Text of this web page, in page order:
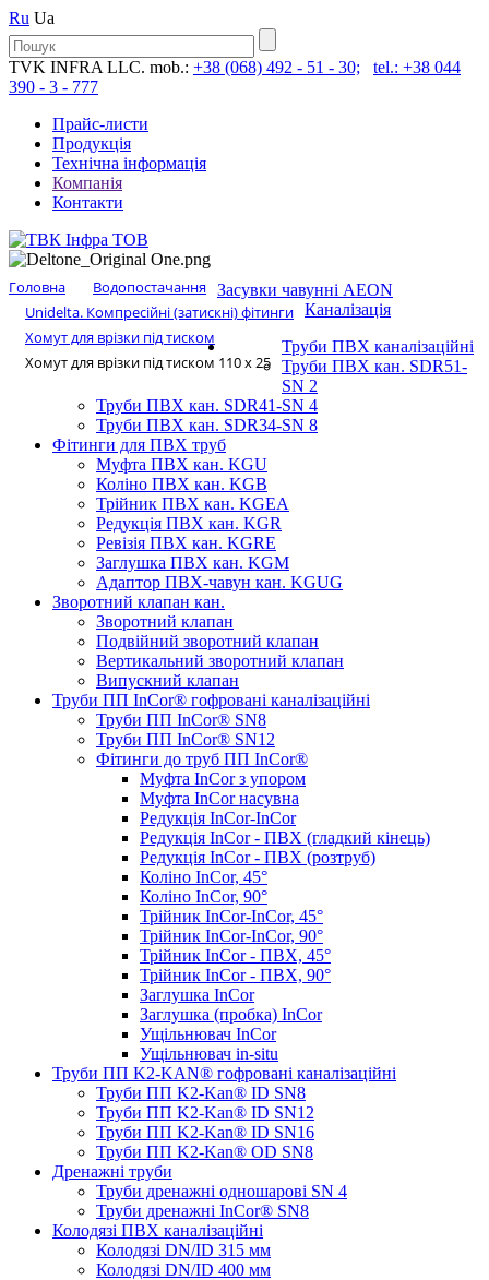
Ru Ua
TVK INFRA LLC. mob.: +38 (068) 492 - 51 - 30;
tel.: +38 044
390 - 3 - 777
Прайс-листи
Продукція
Технічна інформація
Компанія
Контакти
Головна
Водопостачання
Unidelta. Компресійні (затискні) фітинги
Хомут для врізки під тиском
Хомут для врізки під тиском 110 x 25
Засувки чавунні AEON
Каналізація
Труби ПВХ каналізаційні
Труби ПВХ кан. SDR51-
SN 2
Труби ПВХ кан. SDR41-SN 4
Труби ПВХ кан. SDR34-SN 8
Фітинги для ПВХ труб
Муфта ПВХ кан. KGU
Коліно ПВХ кан. KGB
Трійник ПВХ кан. KGEA
Редукція ПВХ кан. KGR
Ревізія ПВХ кан. KGRE
Заглушка ПВХ кан. KGM
Адаптор ПВХ-чавун кан. KGUG
Зворотний клапан кан.
Зворотний клапан
Подвійний зворотний клапан
Вертикальний зворотний клапан
Випускний клапан
Труби ПП InCor® гофровані каналізаційні
Труби ПП InCor® SN8
Труби ПП InCor® SN12
Фітинги до труб ПП InCor®
Муфта InCor з упором
Муфта InCor насувна
Редукція InCor-InCor
Редукція InCor - ПВХ (гладкий кінець)
Редукція InCor - ПВХ (розтруб)
Коліно InCor, 45°
Коліно InCor, 90°
Трійник InCor-InCor, 45°
Трійник InCor-InCor, 90°
Трійник InCor - ПВХ, 45°
Трійник InCor - ПВХ, 90°
Заглушка InCor
Заглушка (пробка) InCor
Ущільнювач InCor
Ущільнювач in-situ
Труби ПП K2-KAN® гоф­ровані каналізаційні
Труби ПП K2-Kan® ID SN8
Труби ПП K2-Kan® ID SN12
Труби ПП K2-Kan® ID SN16
Труби ПП K2-Kan® OD SN8
Дренажні труби
Труби дренажні одношарові SN 4
Труби дренажні InCor® SN8
Колодязі ПВХ каналізаційні
Колодязі DN/ID 315 мм
Колодязі DN/ID 400 мм